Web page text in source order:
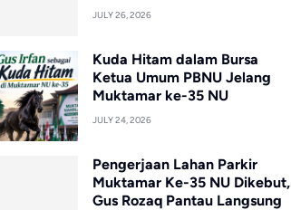
JULY 26, 2026
Kuda Hitam dalam Bursa
Ketua Umum PBNU Jelang
Muktamar ke-35 NU
JULY 24, 2026
Pengerjaan Lahan Parkir
Muktamar Ke-35 NU Dikebut,
Gus Rozaq Pantau Langsung